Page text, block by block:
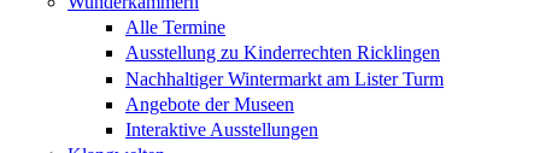
Alle Termine
Ausstellung zu Kinderrechten Ricklingen
Nachhaltiger Wintermarkt am Lister Turm
Angebote der Museen
Interaktive Ausstellungen